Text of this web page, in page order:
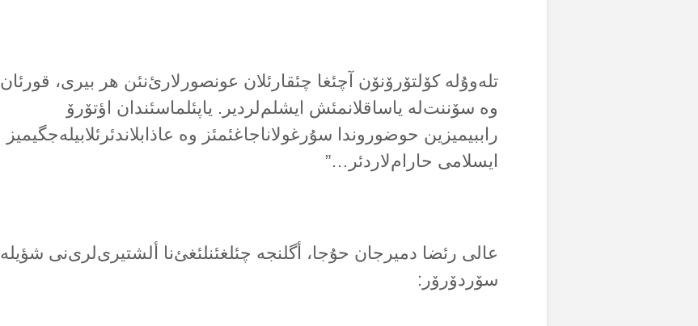
تلەوۇلە کۆلتۆرۆنۆن آچئغا چئقارئلان عونصورلارئ‌نئن هر بیری، قورئان
وە سۆننت‌لە یاساقلانمئش ایشلم‌لردیر. یاپئلماسئندان اؤتۆرۆ
راببیمیزین حوضوروندا سۇرغولاناجاغئمئز وە عاذابلاندئرئلابیلەجگیمیز
ایسلامی حارام‌لاردئر…”
عالی رئضا دمیرجان حۇجا، أگلنجە چئلغئنلئغئ‌نا ألشتیری‌لری‌نی شؤیلە
سۆردۆرۆر: